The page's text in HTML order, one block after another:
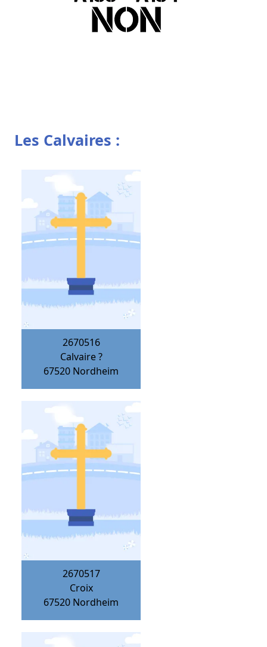
Les Calvaires :
2670516
Calvaire ?
67520 Nordheim
2670517
Croix
67520 Nordheim